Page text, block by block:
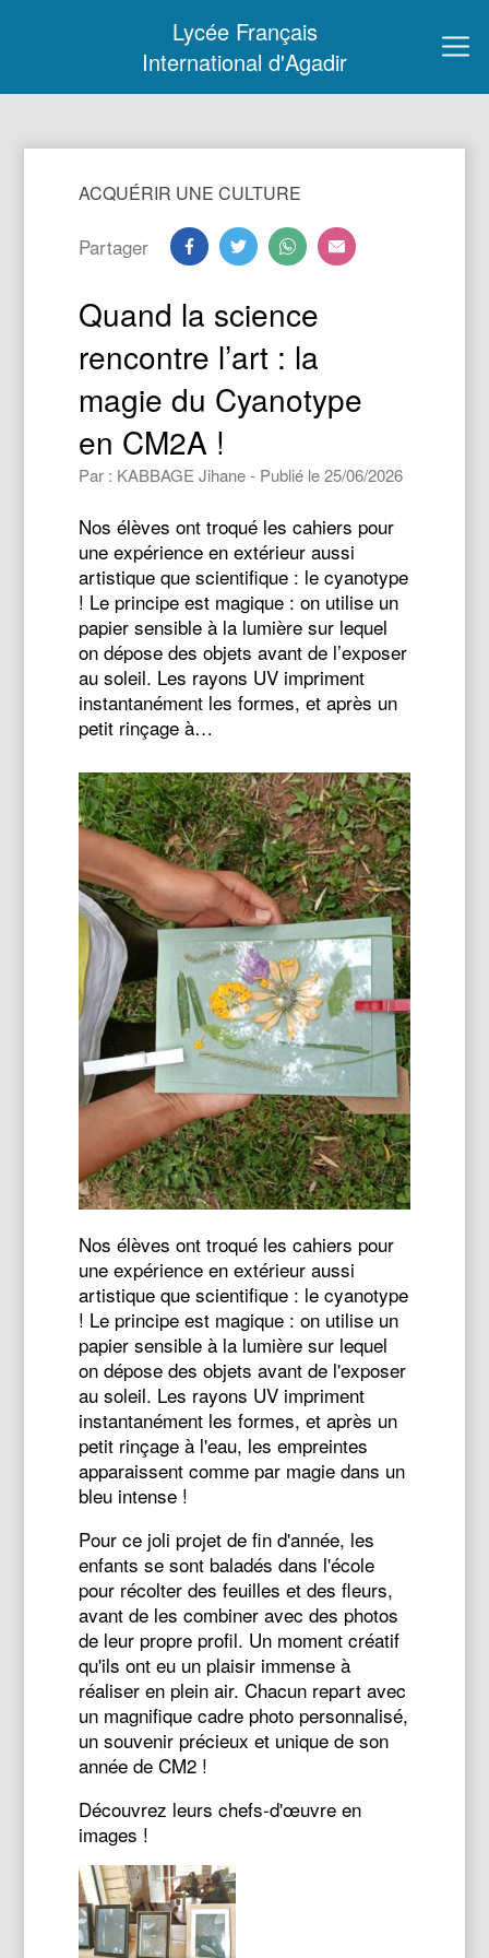
Lycée Français
International d'Agadir
ACQUÉRIR UNE CULTURE
Partager
Quand la science
rencontre l’art : la
magie du Cyanotype
en CM2A !
Par : KABBAGE Jihane - Publié le 25/06/2026
Nos élèves ont troqué les cahiers pour
une expérience en extérieur aussi
artistique que scientifique : le cyanotype
! Le principe est magique : on utilise un
papier sensible à la lumière sur lequel
on dépose des objets avant de l’exposer
au soleil. Les rayons UV impriment
instantanément les formes, et après un
petit rinçage à…
Nos élèves ont troqué les cahiers pour
une expérience en extérieur aussi
artistique que scientifique : le cyanotype
! Le principe est magique : on utilise un
papier sensible à la lumière sur lequel
on dépose des objets avant de l'exposer
au soleil. Les rayons UV impriment
instantanément les formes, et après un
petit rinçage à l'eau, les empreintes
apparaissent comme par magie dans un
bleu intense !
Pour ce joli projet de fin d'année, les
enfants se sont baladés dans l'école
pour récolter des feuilles et des fleurs,
avant de les combiner avec des photos
de leur propre profil. Un moment créatif
qu'ils ont eu un plaisir immense à
réaliser en plein air. Chacun repart avec
un magnifique cadre photo personnalisé,
un souvenir précieux et unique de son
année de CM2 !
Découvrez leurs chefs-d'œuvre en
images !